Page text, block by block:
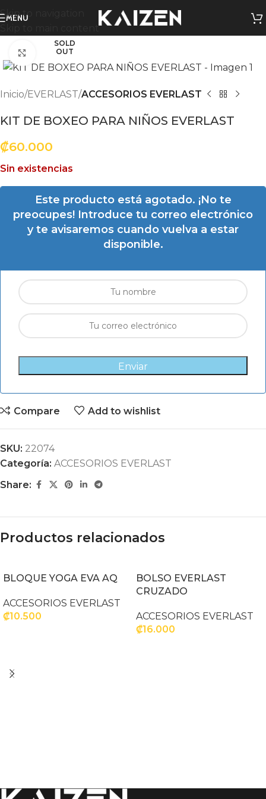
Skip to navigation
Skip to main content
MENU
SOLD
OUT
Click to enlarge
Inicio EVERLAST ACCESORIOS EVERLAST
KIT DE BOXEO PARA NIÑOS EVERLAST
₡60.000
Sin existencias
Este producto está agotado. ¡No te
preocupes! Introduce tu correo electrónico
y te avisaremos cuando vuelva a estar
disponible.
Enviar
Compare Add to wishlist
SKU: 22074
Categoría: ACCESORIOS EVERLAST
Share:
Productos relacionados
BLOQUE YOGA EVA AQ
ACCESORIOS EVERLAST
₡10.500
BOLSO EVERLAST
CRUZADO
ACCESORIOS EVERLAST
₡16.000